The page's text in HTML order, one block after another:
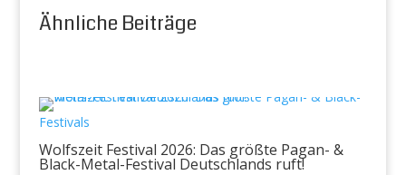
Ähnliche Beiträge
Festivals
Wolfszeit Festival 2026: Das größte Pagan- &
Black-Metal-Festival Deutschlands ruft!